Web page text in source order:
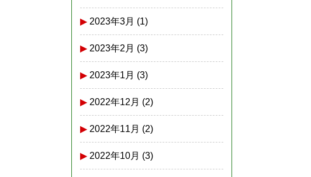
2023年3月 (1)
2023年2月 (3)
2023年1月 (3)
2022年12月 (2)
2022年11月 (2)
2022年10月 (3)